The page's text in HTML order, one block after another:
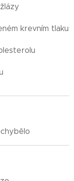
krevním tlaku